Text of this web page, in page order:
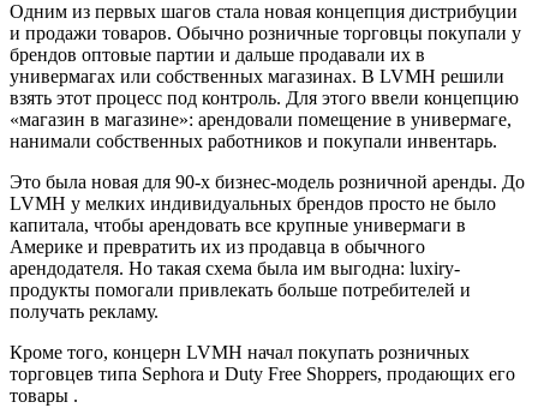
Одним из первых шагов стала новая концепция дистрибуции
и продажи товаров. Обычно розничные торговцы покупали у
брендов оптовые партии и дальше продавали их в
универмагах или собственных магазинах. В LVMH решили
взять этот процесс под контроль. Для этого ввели концепцию
«магазин в магазине»: арендовали помещение в универмаге,
нанимали собственных работников и покупали инвентарь.
Это была новая для 90-х бизнес-модель розничной аренды. До
LVMH у мелких индивидуальных брендов просто не было
капитала, чтобы арендовать все крупные универмаги в
Америке и превратить их из продавца в обычного
арендодателя. Но такая схема была им выгодна: luxiry-
продукты помогали привлекать больше потребителей и
получать рекламу.
Кроме того, концерн LVMH начал покупать розничных
торговцев типа Sephora и Duty Free Shoppers, продающих его
товары .